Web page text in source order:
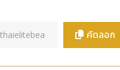
คัดลอก